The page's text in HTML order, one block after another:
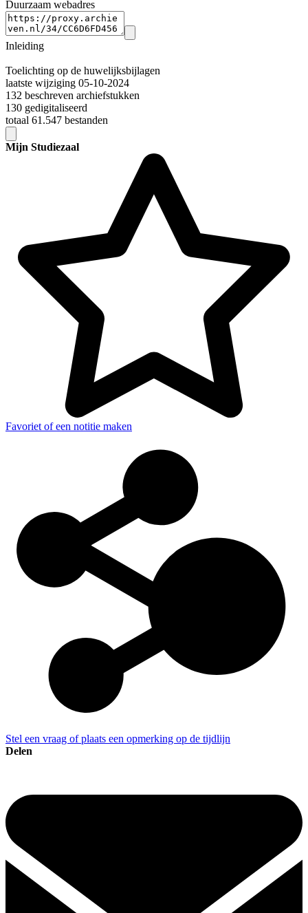
Duurzaam webadres
Inleiding
Toelichting op de huwelijksbijlagen
laatste wijziging 05-10-2024
132 beschreven archiefstukken
130 gedigitaliseerd
totaal 61.547 bestanden
Mijn Studiezaal
Favoriet of een notitie maken
Stel een vraag of plaats een opmerking op de tijdlijn
Delen